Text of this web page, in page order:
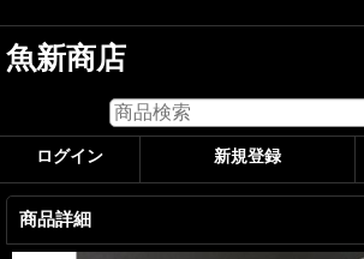
魚新商店
ログイン 新規登録
商品詳細